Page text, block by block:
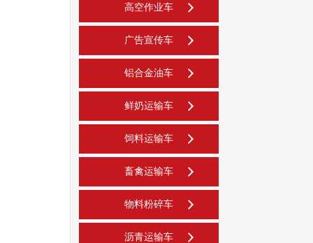
高空作业车
广告宣传车
铝合金油车
鲜奶运输车
饲料运输车
畜禽运输车
物料粉碎车
沥青运输车